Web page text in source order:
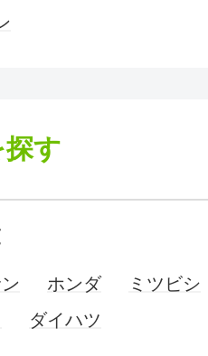
す
ホンダ
ミツビシ
ダイハツ